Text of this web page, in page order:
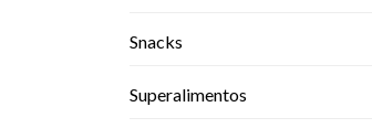
Snacks
Superalimentos